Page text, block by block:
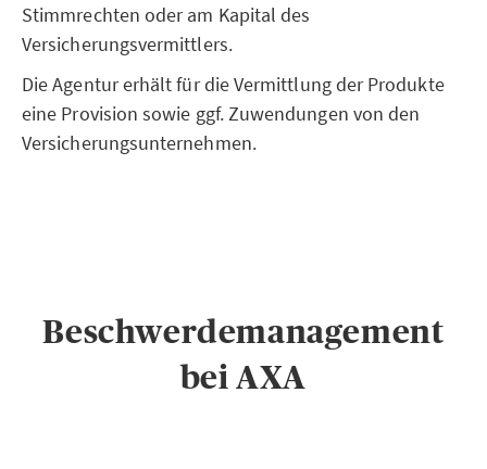
Stimmrechten oder am Kapital des
Versicherungsvermittlers.
Die Agentur erhält für die Vermittlung der Produkte
eine Provision sowie ggf. Zuwendungen von den
Versicherungsunternehmen.
Beschwerdemanagement
bei AXA